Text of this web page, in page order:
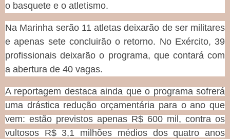
o basquete e o atletismo.
Na Marinha serão 11 atletas deixarão de ser militares
e apenas sete concluirão o retorno. No Exército, 39
profissionais deixarão o programa, que contará com
a abertura de 40 vagas.
A reportagem destaca ainda que o programa sofrerá
uma drástica redução orçamentária para o ano que
vem: estão previstos apenas R$ 600 mil, contra os
vultosos R$ 3,1 milhões médios dos quatro anos